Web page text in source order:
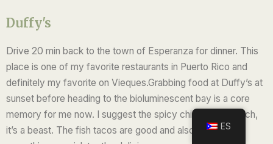
Duffy's
Drive 20 min back to the town of Esperanza for dinner. This
place is one of my favorite restaurants in Puerto Rico and
definitely my favorite on Vieques.Grabbing food at Duffy’s at
sunset before heading to the bioluminescent bay is a core
memory for me now. I suggest the spicy chicken sandwich,
it’s a beast. The fish tacos are good and also huge. For
ES